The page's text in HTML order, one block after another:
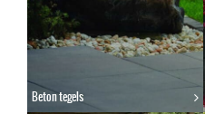
Beton tegels